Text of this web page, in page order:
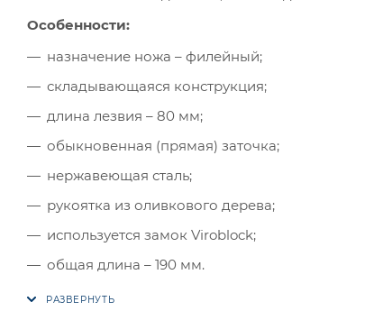
Особенности:
назначение ножа – филейный;
складывающаяся конструкция;
длина лезвия – 80 мм;
обыкновенная (прямая) заточка;
нержавеющая сталь;
рукоятка из оливкового дерева;
используется замок Viroblock;
общая длина – 190 мм.